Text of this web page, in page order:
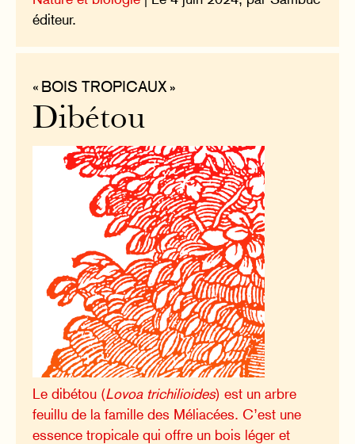
éditeur.
« BOIS TROPICAUX »
Dibétou
Le dibétou (Lovoa trichilioides) est un arbre
feuillu de la famille des Méliacées. C’est une
essence tropicale qui offre un bois léger et